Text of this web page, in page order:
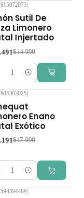
Sutil De
Limonero
Injertado
$14.990
|
Enano
Exótico
$17.990